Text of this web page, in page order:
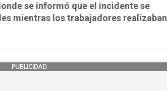
se informó que el incidente se
mientras los trabajadores realizaban
PUBLICIDAD